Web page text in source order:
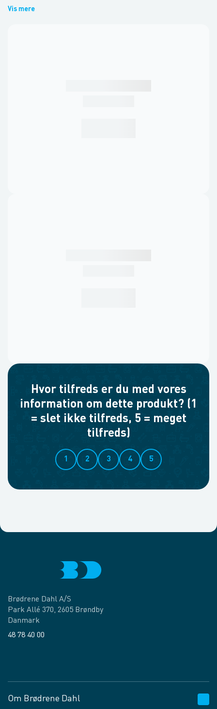
Vis mere
Hvor tilfreds er du med vores
information om dette produkt? (1
= slet ikke tilfreds, 5 = meget
tilfreds)
1 2 3 4 5
Brødrene Dahl A/S
Park Allé 370, 2605 Brøndby
Danmark
48 78 40 00
Om Brødrene Dahl